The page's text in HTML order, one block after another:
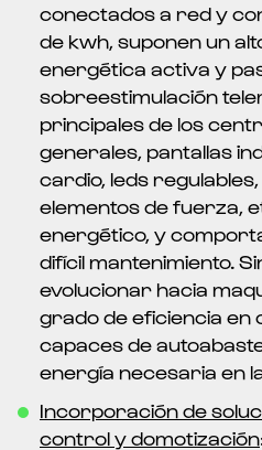
conectados a red y
de kwh, suponen un
energética activa y
sobreestimulación
principales de los
generales, pantallas
cardio, leds
elementos de fuerza,
energético, y
difícil mantenimiento.
evolucionar hacia
grado de eficiencia en
capaces de
energía necesaria en
Incorporación de
control y domotización